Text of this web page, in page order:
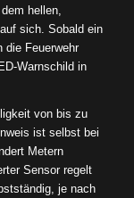
hellen,
sich. Sobald ein
die Feuerwehr
Warnschild in
von bis zu
ist selbst bei
Metern
Sensor regelt
je nach